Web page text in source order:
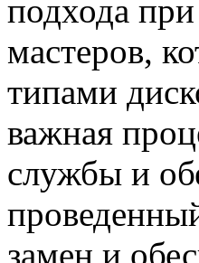
подхода
мастеров,
типами
важная
службы и
замен и